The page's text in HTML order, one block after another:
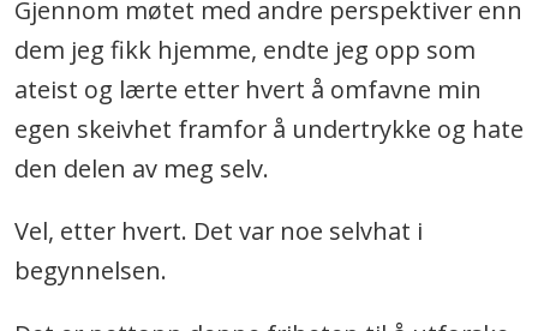
Gjennom møtet med andre perspektiver enn
dem jeg fikk hjemme, endte jeg opp som
ateist og lærte etter hvert å omfavne min
egen skeivhet framfor å undertrykke og hate
den delen av meg selv.
Vel, etter hvert. Det var noe selvhat i
begynnelsen.